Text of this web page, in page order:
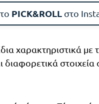
PICK&ROLL στο
χαρακτηριστικά με
στοιχεία